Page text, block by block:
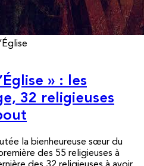
» : les
32 religieuses
la bienheureuse sœur du
des 55 religieuses à